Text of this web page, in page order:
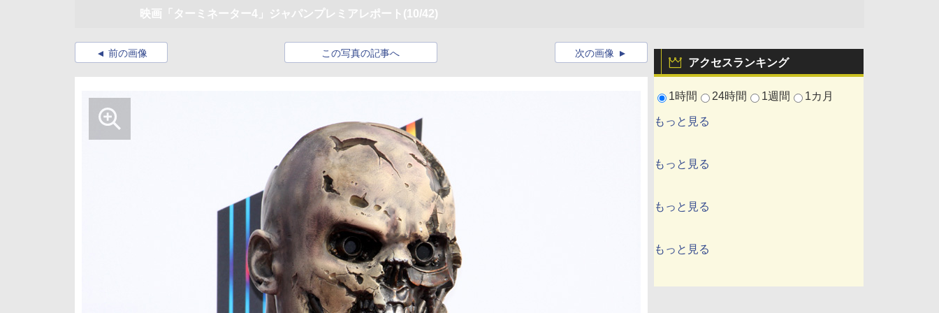
映画「ターミネーター4」ジャパンプレミアレポート (10/42)
アクセスランキング
1時間 24時間 1週間 1カ月
もっと見る
もっと見る
もっと見る
もっと見る
前の画像 この写真の記事へ 次の画像